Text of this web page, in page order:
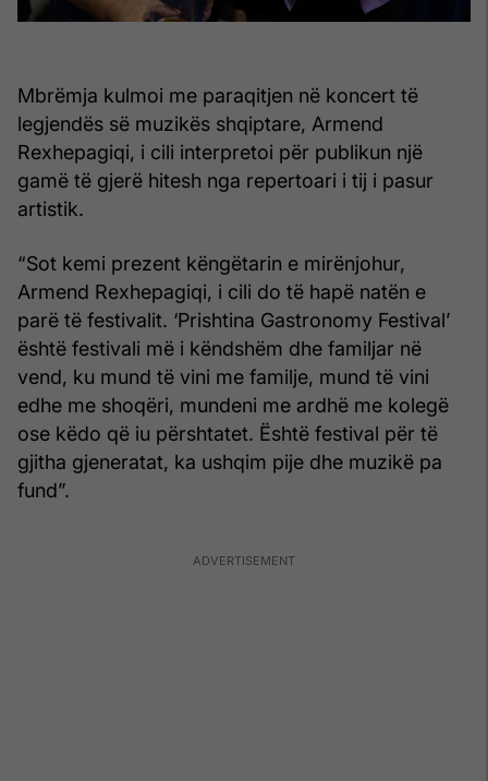
Mbrëmja kulmoi me paraqitjen në koncert të
legjendës së muzikës shqiptare, Armend
Rexhepagiqi, i cili interpretoi për publikun një
gamë të gjerë hitesh nga repertoari i tij i pasur
artistik.
“Sot kemi prezent këngëtarin e mirënjohur,
Armend Rexhepagiqi, i cili do të hapë natën e
parë të festivalit. ‘Prishtina Gastronomy Festival’
është festivali më i këndshëm dhe familjar në
vend, ku mund të vini me familje, mund të vini
edhe me shoqëri, mundeni me ardhë me kolegë
ose këdo që iu përshtatet. Është festival për të
gjitha gjeneratat, ka ushqim pije dhe muzikë pa
fund”.